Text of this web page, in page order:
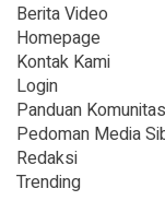
Berita Video
Homepage
Kontak Kami
Login
Panduan Komunitas
Pedoman Media
Redaksi
Trending